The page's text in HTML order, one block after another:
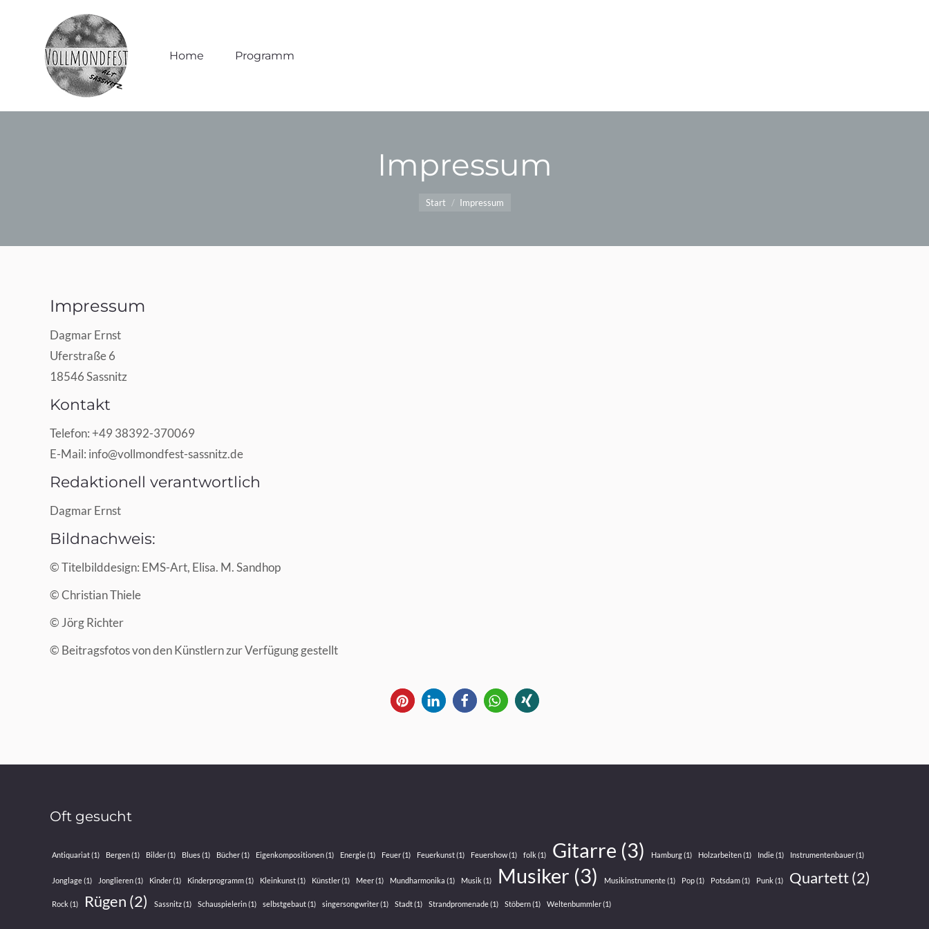
Home Programm
Impressum
Start Impressum
Impressum
Dagmar Ernst
Uferstraße 6
18546 Sassnitz
Kontakt
Telefon: +49 38392-370069
E-Mail: info@vollmondfest-sassnitz.de
Redaktionell verantwortlich
Dagmar Ernst
Bildnachweis:
© Titelbilddesign: EMS-Art, Elisa. M. Sandhop
© Christian Thiele
© Jörg Richter
© Beitragsfotos von den Künstlern zur Verfügung gestellt
Oft gesucht
Antiquariat(1) Bergen(1) Bilder(1) Blues(1) Bücher(1) Eigenkompositionen(1) Energie(1) Feuer(1) Feuerkunst(1) Feuershow(1) folk (1) Gitarre (3) Hamburg(1) Holzarbeiten(1) Indie(1) Instrumentenbauer(1)
Jonglage(1) Jonglieren(1) Kinder(1) Kinderprogramm(1) Kleinkunst(1) Künstler(1) Meer(1) Mundharmonika (1) Musik (1) Musiker (3) Musikinstrumente(1) Pop(1) Potsdam(1) Punk (1) Quartett(2)
Rock (1) Rügen (2) Sassnitz(1) Schauspielerin(1) selbstgebaut(1) singersongwriter(1) Stadt(1) Strandpromenade(1) Stöbern(1) Weltenbummler(1)
Home Programm